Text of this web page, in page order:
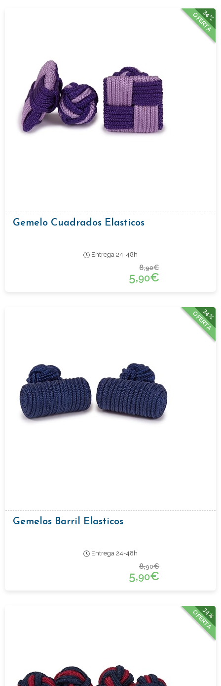
34%
OFERTA
Gemelo Cuadrados Elasticos
Entrega 24-48h
8,90€
5,90€
34%
OFERTA
Gemelos Barril Elasticos
Entrega 24-48h
8,90€
5,90€
34%
OFERTA